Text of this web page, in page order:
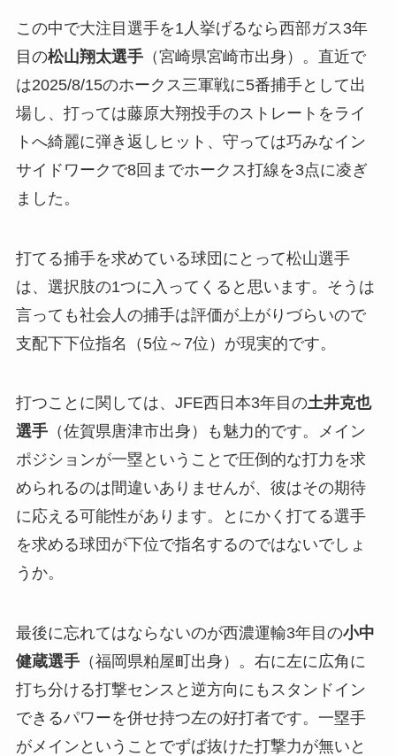
この中で大注目選手を1人挙げるなら西部ガス3年
目の松山翔太選手（宮崎県宮崎市出身）。直近で
は2025/8/15のホークス三軍戦に5番捕手として出
場し、打っては藤原大翔投手のストレートをライ
トへ綺麗に弾き返しヒット、守っては巧みなイン
サイドワークで8回までホークス打線を3点に凌ぎ
ました。
打てる捕手を求めている球団にとって松山選手
は、選択肢の1つに入ってくると思います。そうは
言っても社会人の捕手は評価が上がりづらいので
支配下下位指名（5位～7位）が現実的です。
打つことに関しては、JFE西日本3年目の土井克也
選手（佐賀県唐津市出身）も魅力的です。メイン
ポジションが一塁ということで圧倒的な打力を求
められるのは間違いありませんが、彼はその期待
に応える可能性があります。とにかく打てる選手
を求める球団が下位で指名するのではないでしょ
うか。
最後に忘れてはならないのが西濃運輸3年目の小中
健蔵選手（福岡県粕屋町出身）。右に左に広角に
打ち分ける打撃センスと逆方向にもスタンドイン
できるパワーを併せ持つ左の好打者です。一塁手
がメインということでずば抜けた打撃力が無いと